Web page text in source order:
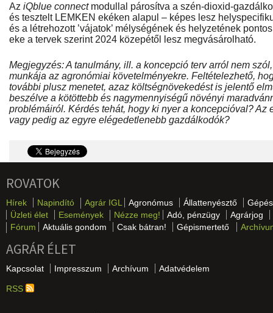
Az iQblue connectmodullal párosítva a szén-dioxid-
és tesztelt LEMKEN ekéken alapul – képes lesz
és a létrehozott ’vájatok’ mélységének és helyzetének
eke a tervek szerint 2024 közepétől lesz megvásárolható.
Megjegyzés: A tanulmány, ill. a koncepció terv arról nem
munkája az agronómiai követelményekre. Feltételezhető,
további plusz menetet, azaz költségnövekedést is jelentő
beszélve a kötöttebb és nagymennyiségű növényi
problémáiról. Kérdés tehát, hogy ki nyer a koncepcióval? Az
vagy pedig az egyre elégedetlenebb gazdálkodók?
ROVATOK
Hírek Napindító Agrár IGL Agronómus Állattenyésztő
Üzleti élet
Események Nézze meg! Adó, pénzügy
Agrárjog
Fórum
Aktuális gondom Csak bátran! Gépismertető
AGRÁR ÉLET
Kapcsolat Impresszum Archívum Adatvédelem
RSS